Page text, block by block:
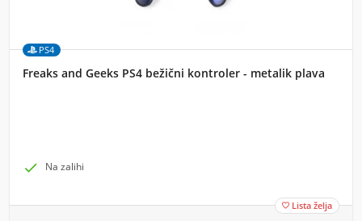
PS4
Freaks and Geeks PS4 bežični kontroler - metalik plava
 Na zalihi
 Lista želja